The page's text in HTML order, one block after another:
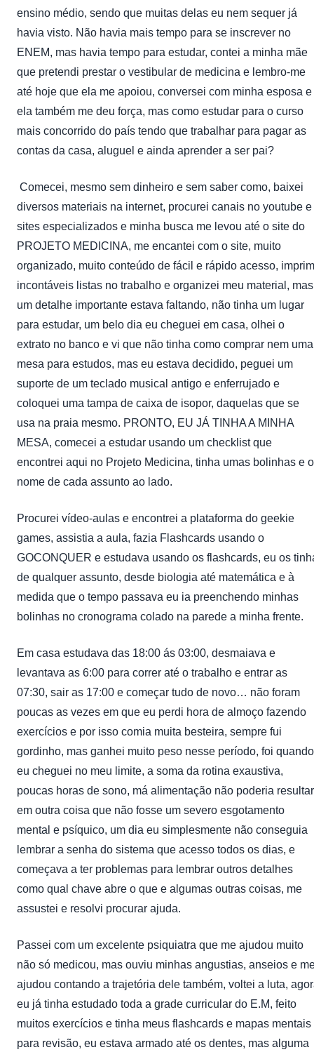
ensino médio, sendo que muitas delas eu nem sequer já
havia visto. Não havia mais tempo para se inscrever no
ENEM, mas havia tempo para estudar, contei a minha mãe
que pretendi prestar o vestibular de medicina e lembro-me
até hoje que ela me apoiou, conversei com minha esposa e
ela também me deu força, mas como estudar para o curso
mais concorrido do país tendo que trabalhar para pagar as
contas da casa, aluguel e ainda aprender a ser pai?
Comecei, mesmo sem dinheiro e sem saber como, baixei
diversos materiais na internet, procurei canais no youtube e
sites especializados e minha busca me levou até o site do
PROJETO MEDICINA, me encantei com o site, muito
organizado, muito conteúdo de fácil e rápido acesso,
incontáveis listas no trabalho e organizei meu material, mas
um detalhe importante estava faltando, não tinha um lugar
para estudar, um belo dia eu cheguei em casa, olhei o
extrato no banco e vi que não tinha como comprar nem uma
mesa para estudos, mas eu estava decidido, peguei um
suporte de um teclado musical antigo e enferrujado e
coloquei uma tampa de caixa de isopor, daquelas que se
usa na praia mesmo. PRONTO, EU JÁ TINHA A MINHA
MESA, comecei a estudar usando um checklist que
encontrei aqui no Projeto Medicina, tinha umas bolinhas e o
nome de cada assunto ao lado.
Procurei vídeo-aulas e encontrei a plataforma do geekie
games, assistia a aula, fazia Flashcards usando o
GOCONQUER e estudava usando os flashcards, eu os
de qualquer assunto, desde biologia até matemática e à
medida que o tempo passava eu ia preenchendo minhas
bolinhas no cronograma colado na parede a minha frente.
Em casa estudava das 18:00 ás 03:00, desmaiava e
levantava as 6:00 para correr até o trabalho e entrar as
07:30, sair as 17:00 e começar tudo de novo… não foram
poucas as vezes em que eu perdi hora de almoço fazendo
exercícios e por isso comia muita besteira, sempre fui
gordinho, mas ganhei muito peso nesse período, foi quando
eu cheguei no meu limite, a soma da rotina exaustiva,
poucas horas de sono, má alimentação não poderia resultar
em outra coisa que não fosse um severo esgotamento
mental e psíquico, um dia eu simplesmente não conseguia
lembrar a senha do sistema que acesso todos os dias, e
começava a ter problemas para lembrar outros detalhes
como qual chave abre o que e algumas outras coisas, me
assustei e resolvi procurar ajuda.
Passei com um excelente psiquiatra que me ajudou muito
não só medicou, mas ouviu minhas angustias, anseios e
ajudou contando a trajetória dele também, voltei a luta,
eu já tinha estudado toda a grade curricular do E.M, feito
muitos exercícios e tinha meus flashcards e mapas mentais
para revisão, eu estava armado até os dentes, mas alguma